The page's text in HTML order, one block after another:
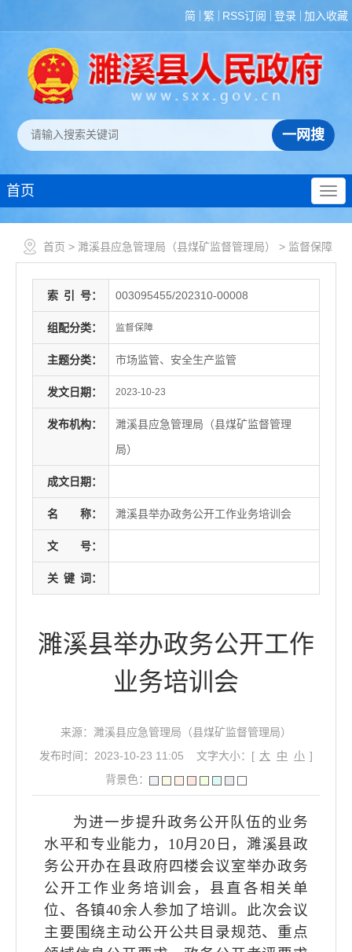
简 繁 RSS订阅 登录 加入收藏
首页
首页 > 濉溪县应急管理局（县煤矿监督管理局） > 监督保障
索 引 号： 003095455/202310-00008
组配分类： 监督保障
主题分类： 市场监管、安全生产监管
发文日期： 2023-10-23
发布机构：
濉溪县应急管理局（县煤矿监督管理
局）
成文日期：
名 称： 濉溪县举办政务公开工作业务培训会
文 号：
关 键 词：
濉溪县举办政务公开工作
业务培训会
来源：濉溪县应急管理局（县煤矿监督管理局）
发布时间：2023-10-23 11:05
文字大小：[ 大 中 小 ]
背景色：
为进一步提升政务公开队伍的业务
水平和专业能力，10月20日，濉溪县政
务公开办在县政府四楼会议室举办政务
公开工作业务培训会，县直各相关单
位、各镇40余人参加了培训。此次会议
主要围绕主动公开公共目录规范、重点